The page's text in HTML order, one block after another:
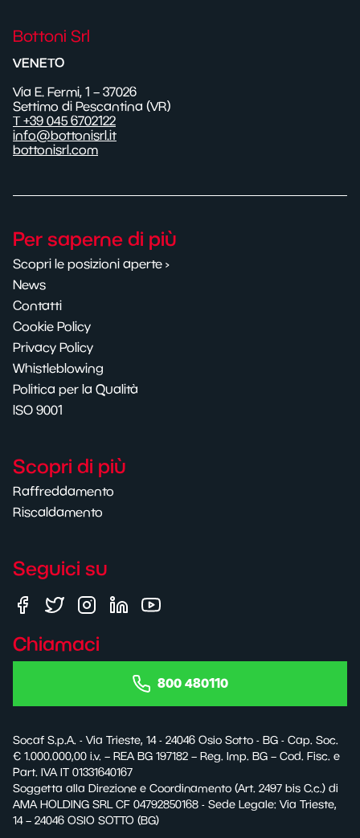
Bottoni Srl
VENETO
Via E. Fermi, 1 – 37026
Settimo di Pescantina (VR)
T +39 045 6702122
info@bottonisrl.it
bottonisrl.com
Per saperne di più
Scopri le posizioni aperte ›
News
Contatti
Cookie Policy
Privacy Policy
Whistleblowing
Politica per la Qualità
ISO 9001
Scopri di più
Raffreddamento
Riscaldamento
Seguici su
Chiamaci
800 480110
Socaf S.p.A. - Via Trieste, 14 - 24046 Osio Sotto - BG - Cap. Soc.
€ 1.000.000,00 i.v. – REA BG 197182 – Reg. Imp. BG – Cod. Fisc. e
Part. IVA IT 01331640167
Soggetta alla Direzione e Coordinamento (Art. 2497 bis C.c.) di
AMA HOLDING SRL CF 04792850168 - Sede Legale: Via Trieste,
14 – 24046 OSIO SOTTO (BG)